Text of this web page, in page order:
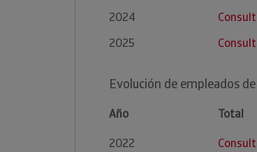
2024
2025
Evolución de empleados de
Año Total
2022